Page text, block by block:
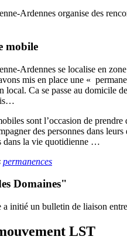
Ardennes organise des
mobile
Ardennes se localise en
mis en place une «
local. Ca se passe au domicile
sont l’occasion de
des personnes dans
dans la vie quotidienne …
permanences
Domaines"
initié un bulletin de liaison
LST